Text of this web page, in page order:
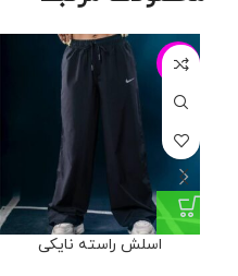
-19%
اسلش راسته نایکی